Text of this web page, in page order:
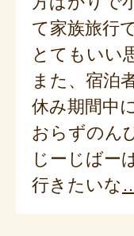
て家族旅行
とてもいい
また、宿泊
休み期間中
おらずのん
じーじばー
行きたいな